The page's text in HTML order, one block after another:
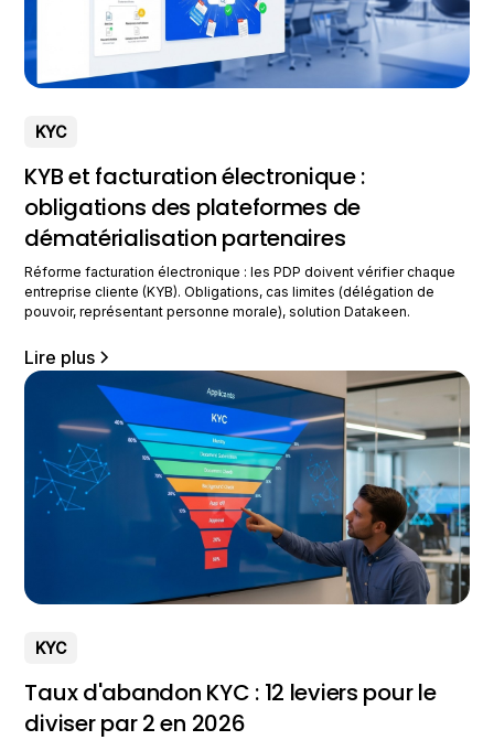
KYC
KYB et facturation électronique :
obligations des plateformes de
dématérialisation partenaires
Réforme facturation électronique : les PDP doivent vérifier chaque
entreprise cliente (KYB). Obligations, cas limites (délégation de
pouvoir, représentant personne morale), solution Datakeen.
Lire plus
KYC
Taux d'abandon KYC : 12 leviers pour le
diviser par 2 en 2026